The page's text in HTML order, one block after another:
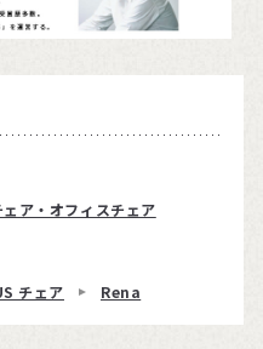
ア・オフィスチェア
チェア Rena